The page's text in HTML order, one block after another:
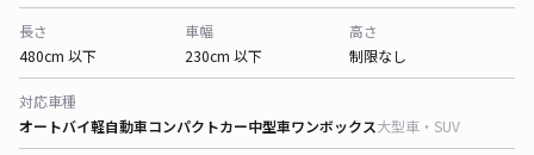
長さ
480cm 以下
車幅
230cm 以下
高さ
制限なし
対応車種
オートバイ軽自動車コンパクトカー中型車ワンボックス大型車・SUV